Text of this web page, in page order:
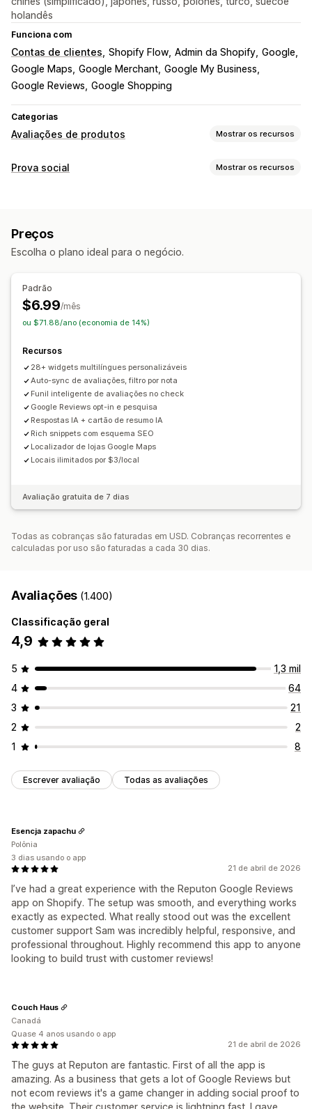
holandês
Funciona com
Contas de clientes Shopify Flow Admin da Shopify Google
Google Maps Google Merchant Google My Business
Google Reviews Google Shopping
Categorias
Avaliações de produtos Mostrar os recursos
Opções de exibição
Página de todas as avaliações
Highlights de avaliações Resumos de avaliações
Maneiras de obter avaliações
Pop-ups
Formulários Pesquisas
Automações
Prova social Mostrar os recursos
Opções de exibição
Análises
Acompanhamento de engajamento
Preços
Escolha o plano ideal para o negócio.
Padrão
$6.99/mês
ou $71.88/ano (economia de 14%)
Recursos
28+ widgets multilíngues personalizáveis
Auto-sync de avaliações, filtro por nota
Funil inteligente de avaliações no check
Google Reviews opt-in e pesquisa
Respostas IA + cartão de resumo IA
Rich snippets com esquema SEO
Localizador de lojas Google Maps
Locais ilimitados por $3/local
Avaliação gratuita de 7 dias
Todas as cobranças são faturadas em USD. Cobranças recorrentes e
calculadas por uso são faturadas a cada 30 dias.
Avaliações (1.400)
Classificação geral
4,9
5
1,3 mil
4
64
3
21
2
2
1
8
Escrever avaliação Todas as avaliações
21 de abril de 2026
I’ve had a great experience with the Reputon Google Reviews
app on Shopify. The setup was smooth, and everything works
exactly as expected. What really stood out was the excellent
customer support Sam was incredibly helpful, responsive, and
professional throughout. Highly recommend this app to anyone
looking to build trust with customer reviews!
Esencja zapachu
Polônia
3 dias usando o app
21 de abril de 2026
The guys at Reputon are fantastic. First of all the app is
amazing. As a business that gets a lot of Google Reviews but
not ecom reviews it's a game changer in adding social proof to
Couch Haus
Canadá
Quase 4 anos usando o app